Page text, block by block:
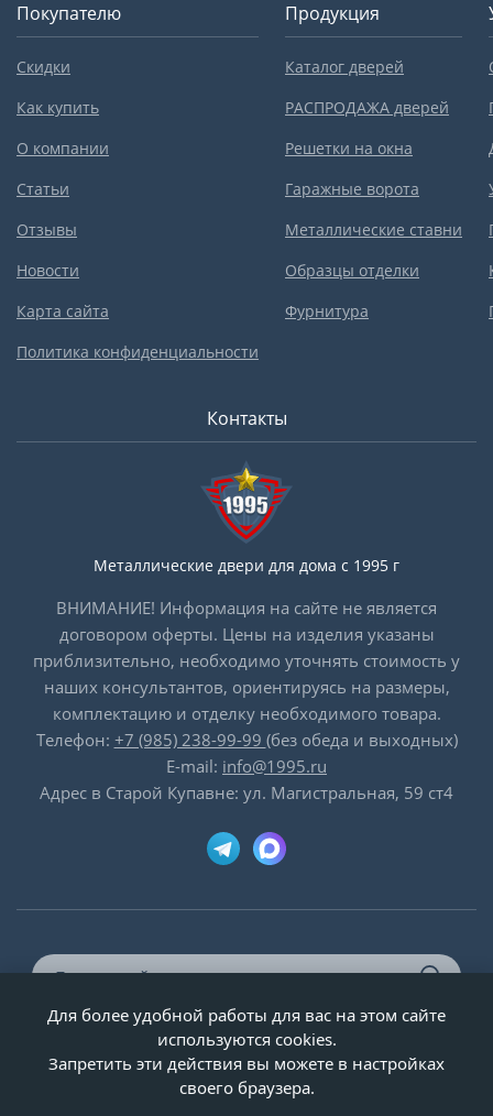
Покупателю
Скидки
Как купить
О компании
Статьи
Отзывы
Новости
Карта сайта
Политика конфиденциальности
Продукция
Каталог дверей
РАСПРОДАЖА дверей
Решетки на окна
Гаражные ворота
Металлические ставни
Образцы отделки
Фурнитура
Контакты
Металлические двери для дома с 1995 г
ВНИМАНИЕ! Информация на сайте не является
договором оферты. Цены на изделия указаны
приблизительно, необходимо уточнять стоимость у
наших консультантов, ориентируясь на размеры,
комплектацию и отделку необходимого товара.
Телефон: +7 (985) 238-99-99 (без обеда и выходных)
E-mail: info@1995.ru
Адрес в Старой Купавне: ул. Магистральная, 59 ст4
© ООО «Двери-и-точка», ИНН 5020092947, 1995-2026 г.
Для более удобной работы для вас на этом сайте
используются cookies.
Запретить эти действия вы можете в настройках
своего браузера.